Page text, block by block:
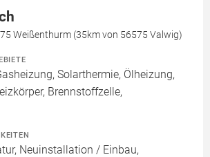
Weißenthurm (35km von 56575 Valwig)
Solarthermie, Ölheizung,
Brennstoffzelle,
Neuinstallation / Einbau,